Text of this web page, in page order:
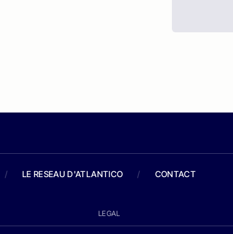
/ LE RESEAU D'ATLANTICO / CONTACT
LEGAL